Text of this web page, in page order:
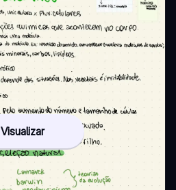
Visualizar